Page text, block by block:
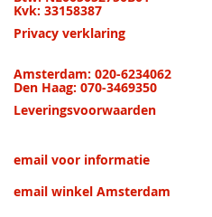
Kvk: 33158387
Privacy verklaring
Amsterdam: 020-6234062
Den Haag: 070-3469350
Leveringsvoorwaarden
email voor informatie
email winkel Amsterdam